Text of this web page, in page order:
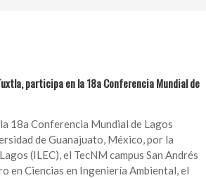
participa en la 18a Conferencia Mundial de
18a Conferencia Mundial de Lagos
de Guanajuato, México, por la
(ILEC), el TecNM campus San Andrés
en Ciencias en Ingeniería Ambiental, el